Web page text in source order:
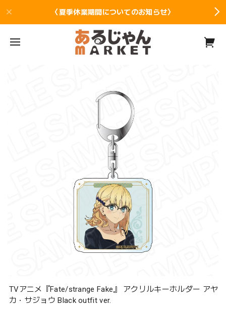
〈夏季休業期間についてのお知らせ〉
TVアニメ『Fate/strange Fake』 アクリルキーホルダー アヤ
カ・サジョウ Black outfit ver.